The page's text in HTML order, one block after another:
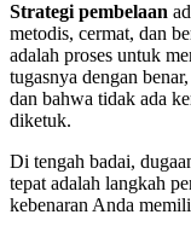
Strategi pembelaan
metodis, cermat, dan
adalah proses untuk
tugasnya dengan
dan bahwa tidak ada
diketuk.
Di tengah badai,
tepat adalah langkah
kebenaran Anda